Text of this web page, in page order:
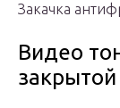
Закачка
Видео